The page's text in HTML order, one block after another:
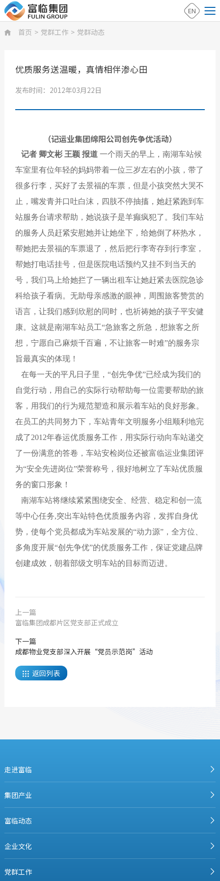
EN
 首页 > 党群工作 > 党群动态
优质服务送温暖，真情相伴渗心田
发布时间：2012年03月22日
（记运业集团绵阳公司创先争优活动）
记者 卿文彬 王颖 报道 一个雨天的早上，南湖车站候
车室里有位年轻的妈妈带着一位三岁左右的小孩，带了
很多行李，买好了去景福的车票，但是小孩突然大哭不
止，嘴发青并口吐白沫，四肢不停抽搐，她赶紧跑到车
站服务台请求帮助，她说孩子是羊癫疯犯了。我们车站
的服务人员赶紧安慰她并让她坐下，给她倒了杯热水，
帮她把去景福的车票退了，然后把行李寄存到行李室，
帮她打电话挂号，但是医院电话预约又挂不到当天的
号，我们马上给她拦了一辆出租车让她赶紧去医院急诊
科给孩子看病。无助母亲感激的眼神，周围旅客赞赏的
语言，让我们感到欣慰的同时，也祈祷她的孩子平安健
康。这就是南湖车站员工“急旅客之所急，想旅客之所
想，宁愿自己麻烦千百遍，不让旅客一时难”的服务宗
旨最真实的体现！
在每一天的平凡日子里，“创先争优”已经成为我们的
自觉行动，用自己的实际行动帮助每一位需要帮助的旅
客，用我们的行为规范塑造和展示着车站的良好形象。
在员工的共同努力下，车站青年文明服务小组顺利地完
成了2012年春运优质服务工作，用实际行动向车站递交
了一份满意的答卷，车站安检岗位还被富临运业集团评
为“安全先进岗位”荣誉称号，很好地树立了车站优质服
务的窗口形象！
南湖车站将继续紧紧围绕安全、经营、稳定和创一流
等中心任务,突出车站特色优质服务内容，发挥自身优
势，使每个党员都成为车站发展的“动力源”，全方位、
多角度开展“创先争优”的优质服务工作，保证党建品牌
创建成效，朝着部级文明车站的目标而迈进。
上一篇
富临集团成都片区党支部正式成立
下一篇
成都物业党支部深入开展“党员示范岗”活动
 返回列表
走进富临
集团产业
富临动态
企业文化
党群工作